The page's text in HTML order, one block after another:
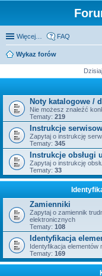
Więcej… FAQ
Wykaz forów
Noty katalogowe /
Nie możesz znaleźć
Tematy: 219
Instrukcje
Zapytaj o instrukcję
Tematy: 345
Instrukcje obsługi
Zapytaj o instrukcję
Tematy: 33
Zamienniki
Zapytaj o zamiennik
elektronicznych
Tematy: 108
Identyfikacja
Identyfikacja elementów
Tematy: 169